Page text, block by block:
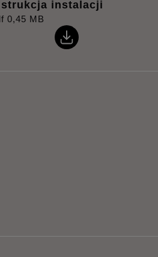
instalacji
0,45 MB